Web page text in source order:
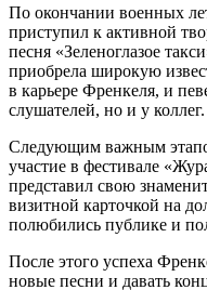
По окончании военных
приступил к активной
песня «Зеленоглазое
приобрела широкую
в карьере Френкеля, и
слушателей, но и у коллег.
Следующим важным
участие в фестивале
представил свою
визитной карточкой на
полюбились публике и
После этого успеха
новые песни и давать